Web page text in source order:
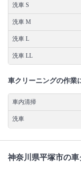
洗車 S
洗車 M
洗車 L
洗車 LL
車クリーニングの作業
車内清掃
洗車
神奈川県平塚市の